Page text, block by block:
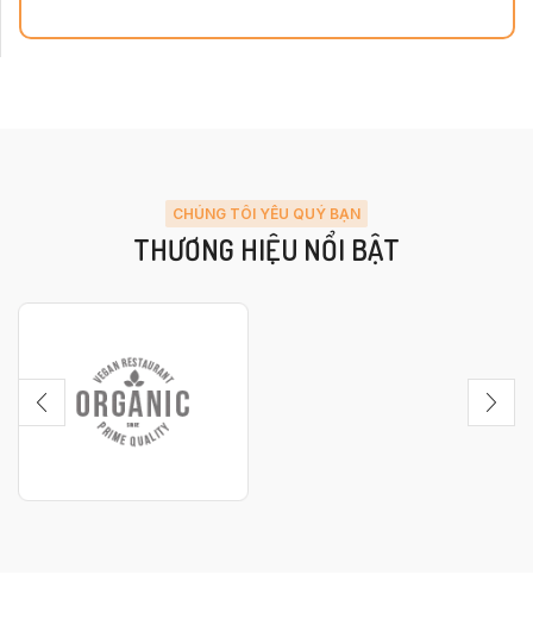
CHÚNG TÔI YÊU QUÝ BẠN
THƯƠNG HIỆU NỔI BẬT